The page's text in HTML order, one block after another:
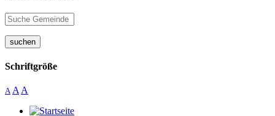
suchen
Schriftgröße
A A A